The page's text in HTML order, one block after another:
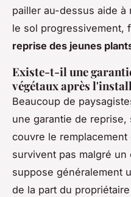
pailler au-dessus aide à
le sol progressivement,
reprise des jeunes
Existe-t-il une
végétaux après
Beaucoup de
une garantie de reprise,
couvre le
survivent pas malgré
suppose généralement
de la part du